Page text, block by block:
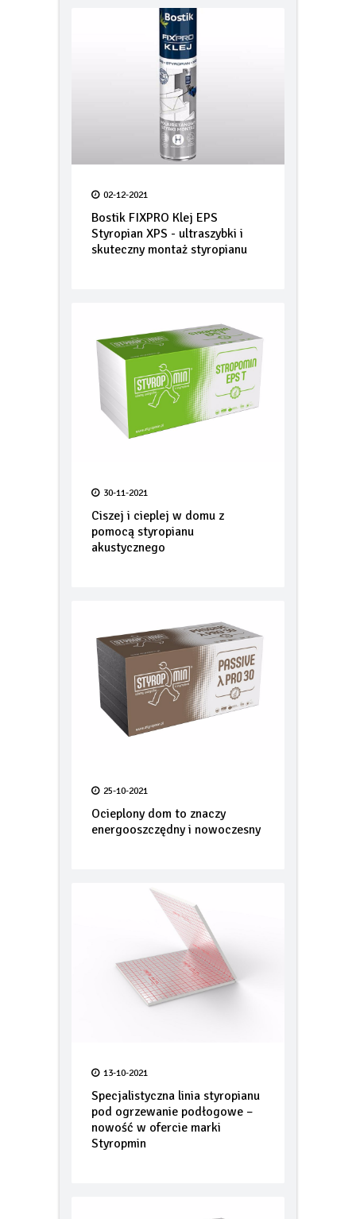
02-12-2021
Bostik FIXPRO Klej EPS
Styropian XPS - ultraszybki i
30-11-2021
Ciszej i cieplej w domu z
pomocą styropianu
25-10-2021
Ocieplony dom to znaczy
13-10-2021
Specjalistyczna linia styropianu
pod ogrzewanie podłogowe –
nowość w ofercie marki